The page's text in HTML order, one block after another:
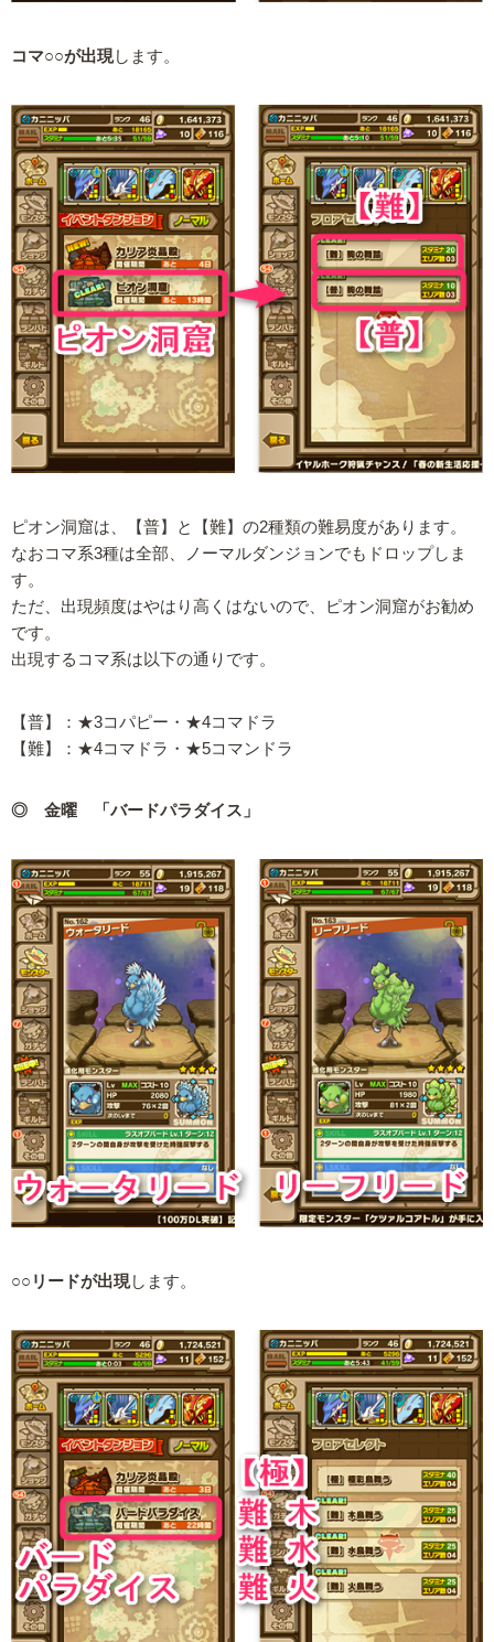
コマ○○が出現します。
ピオン洞窟は、【普】と【難】の2種類の難易度があります。
なおコマ系3種は全部、ノーマルダンジョンでもドロップしま
す。
ただ、出現頻度はやはり高くはないので、ピオン洞窟がお勧め
です。
出現するコマ系は以下の通りです。
【普】：★3コパピー・★4コマドラ
【難】：★4コマドラ・★5コマンドラ
◎ 金曜 「バードパラダイス」
○○リードが出現します。